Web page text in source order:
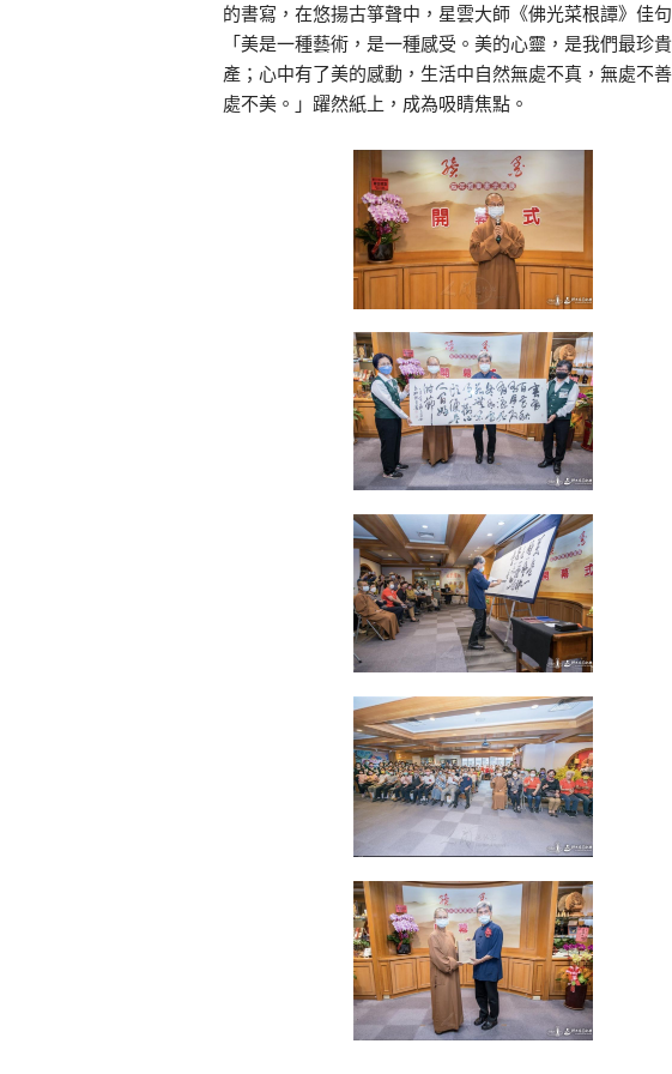
的書寫，在悠揚古箏聲中，星雲大師《佛光菜根譚》佳句
「美是一種藝術，是一種感受。美的心靈，是我們最珍
產；心中有了美的感動，生活中自然無處不真，無處不
處不美。」躍然紙上，成為吸睛焦點。